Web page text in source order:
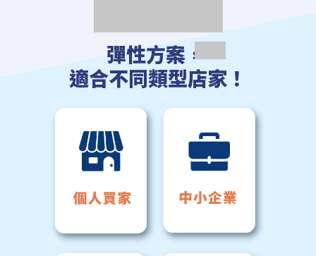
彈性方案，
適合不同類型店家！